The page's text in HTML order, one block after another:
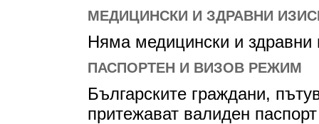
МЕДИЦИНСКИ И ЗДРАВНИ
Няма медицински и здравни
ПАСПОРТЕН И ВИЗОВ РЕЖИМ
Българските граждани,
притежават валиден